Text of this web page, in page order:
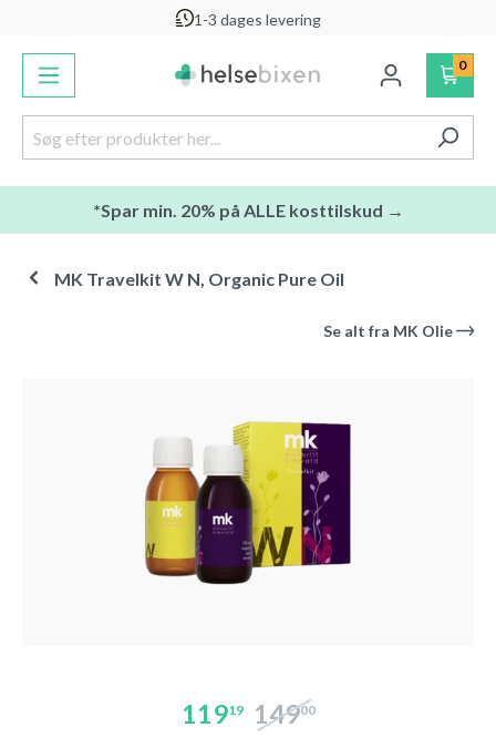
1-3 dages levering
0
*Spar min. 20% på ALLE kosttilskud →
MK Travelkit W N, Organic Pure Oil
Se alt fra MK Olie
11919 14900